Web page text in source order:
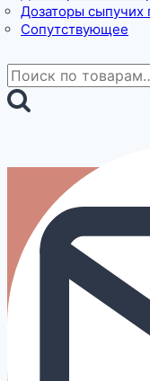
Дозаторы сыпучих
Сопутствующее
Искать: